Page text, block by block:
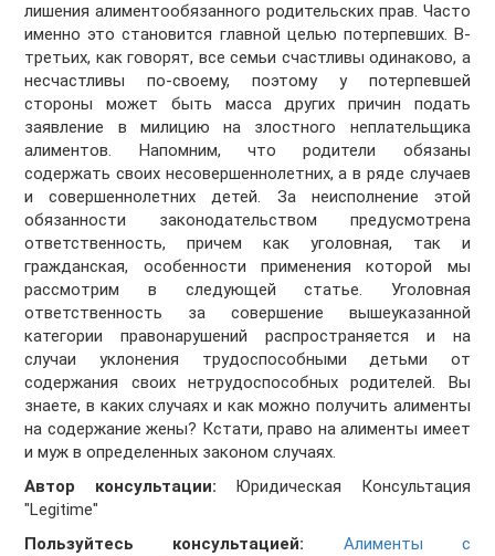
лишения алиментообязанного родительских прав. Часто
именно это становится главной целью потерпевших. В-
третьих, как говорят, все семьи счастливы одинаково, а
несчастливы по-своему, поэтому у потерпевшей
стороны может быть масса других причин подать
заявление в милицию на злостного неплательщика
алиментов. Напомним, что родители обязаны
содержать своих несовершеннолетних, а в ряде случаев
и совершеннолетних детей. За неисполнение этой
обязанности законодательством предусмотрена
ответственность, причем как уголовная, так и
гражданская, особенности применения которой мы
рассмотрим в следующей статье. Уголовная
ответственность за совершение вышеуказанной
категории правонарушений распространяется и на
случаи уклонения трудоспособными детьми от
содержания своих нетрудоспособных родителей. Вы
знаете, в каких случаях и как можно получить алименты
на содержание жены? Кстати, право на алименты имеет
и муж в определенных законом случаях.
Автор консультации: Юридическая Консультация
"Legitime"
Пользуйтесь консультацией:
Алименты с